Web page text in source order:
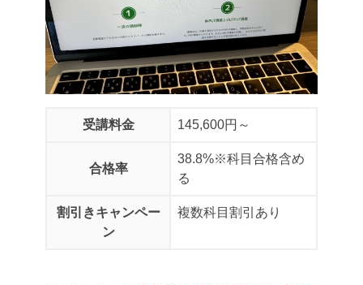
受講料金 145,600円～
合格率
38.8%※科目合格含め
る
割引きキャンペー
ン
複数科目割引あり